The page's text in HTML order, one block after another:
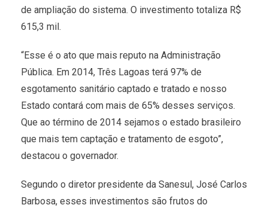
de ampliação do sistema. O investimento totaliza R$
615,3 mil.
“Esse é o ato que mais reputo na Administração
Pública. Em 2014, Três Lagoas terá 97% de
esgotamento sanitário captado e tratado e nosso
Estado contará com mais de 65% desses serviços.
Que ao término de 2014 sejamos o estado brasileiro
que mais tem captação e tratamento de esgoto”,
destacou o governador.
Segundo o diretor presidente da Sanesul, José Carlos
Barbosa, esses investimentos são frutos do